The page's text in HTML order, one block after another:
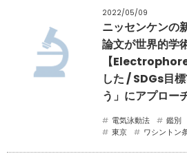
2022/05/09
ニッセンケンの
論文が世界的学
【
した / SDGs目
う」にアプロー
電気泳動法 鑑別
東京
ワシントン